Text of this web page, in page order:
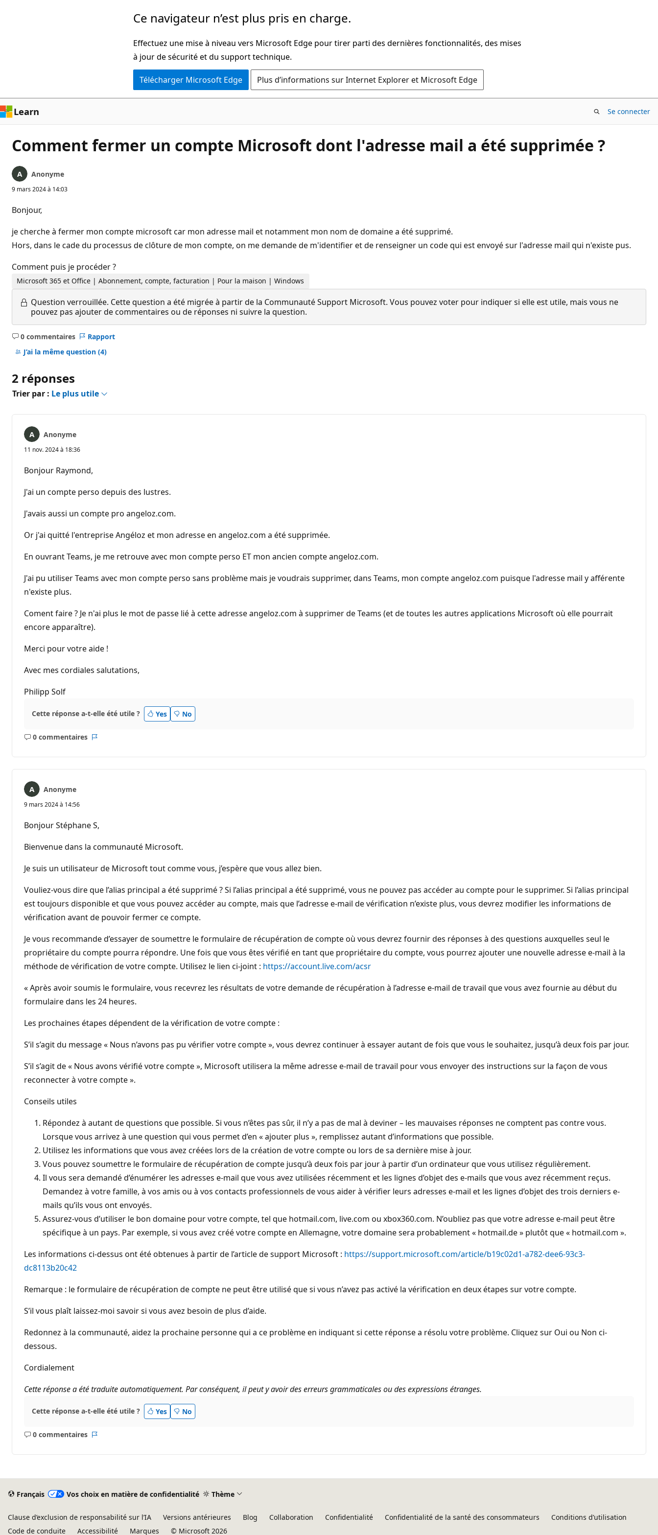
Ce navigateur n’est plus pris en charge.
Effectuez une mise à niveau vers Microsoft Edge pour tirer parti des dernières fonctionnalités, des mises
à jour de sécurité et du support technique.
Télécharger Microsoft Edge Plus d’informations sur Internet Explorer et Microsoft Edge
Learn Se connecter
Comment fermer un compte Microsoft dont l'adresse mail a été supprimée ?
Anonyme
9 mars 2024 à 14:03
Bonjour,
je cherche à fermer mon compte microsoft car mon adresse mail et notamment mon nom de domaine a été supprimé.
Hors, dans le cade du processus de clôture de mon compte, on me demande de m'identifier et de renseigner un code qui est envoyé sur l'adresse mail qui n'existe pus.
Comment puis je procéder ?
Microsoft 365 et Office | Abonnement, compte, facturation | Pour la maison | Windows
Question verrouillée. Cette question a été migrée à partir de la Communauté Support Microsoft. Vous pouvez voter pour indiquer si elle est utile, mais vous ne
pouvez pas ajouter de commentaires ou de réponses ni suivre la question.
0 commentaires
Aucun
commentaire
Rapport
J’ai la même question (4)
2 réponses
Trier par : Le plus utile
Anonyme
11 nov. 2024 à 18:36
Bonjour Raymond,
J'ai un compte perso depuis des lustres.
J'avais aussi un compte pro angeloz.com.
Or j'ai quitté l'entreprise Angéloz et mon adresse en angeloz.com a été supprimée.
En ouvrant Teams, je me retrouve avec mon compte perso ET mon ancien compte angeloz.com.
J'ai pu utiliser Teams avec mon compte perso sans problème mais je voudrais supprimer, dans Teams, mon compte angeloz.com puisque l'adresse mail y afférente
n'existe plus.
Coment faire ? Je n'ai plus le mot de passe lié à cette adresse angeloz.com à supprimer de Teams (et de toutes les autres applications Microsoft où elle pourrait
encore apparaître).
Merci pour votre aide !
Avec mes cordiales salutations,
Philipp Solf
Cette réponse a-t-elle été utile ? Yes No
0 commentaires
Aucun
Anonyme
9 mars 2024 à 14:56
Bonjour Stéphane S,
Bienvenue dans la communauté Microsoft.
Je suis un utilisateur de Microsoft tout comme vous, j’espère que vous allez bien.
Vouliez-vous dire que l’alias principal a été supprimé ? Si l’alias principal a été supprimé, vous ne pouvez pas accéder au compte pour le supprimer. Si l’alias principal
est toujours disponible et que vous pouvez accéder au compte, mais que l’adresse e-mail de vérification n’existe plus, vous devrez modifier les informations de
vérification avant de pouvoir fermer ce compte.
Je vous recommande d’essayer de soumettre le formulaire de récupération de compte où vous devrez fournir des réponses à des questions auxquelles seul le
propriétaire du compte pourra répondre. Une fois que vous êtes vérifié en tant que propriétaire du compte, vous pourrez ajouter une nouvelle adresse e-mail à la
méthode de vérification de votre compte. Utilisez le lien ci-joint : https://account.live.com/acsr
« Après avoir soumis le formulaire, vous recevrez les résultats de votre demande de récupération à l’adresse e-mail de travail que vous avez fournie au début du
formulaire dans les 24 heures.
Les prochaines étapes dépendent de la vérification de votre compte :
S’il s’agit du message « Nous n’avons pas pu vérifier votre compte », vous devrez continuer à essayer autant de fois que vous le souhaitez, jusqu’à deux fois par jour.
S’il s’agit de « Nous avons vérifié votre compte », Microsoft utilisera la même adresse e-mail de travail pour vous envoyer des instructions sur la façon de vous
reconnecter à votre compte ».
Conseils utiles
Répondez à autant de questions que possible. Si vous n’êtes pas sûr, il n’y a pas de mal à deviner – les mauvaises réponses ne comptent pas contre vous.
Lorsque vous arrivez à une question qui vous permet d’en « ajouter plus », remplissez autant d’informations que possible.
Utilisez les informations que vous avez créées lors de la création de votre compte ou lors de sa dernière mise à jour.
Vous pouvez soumettre le formulaire de récupération de compte jusqu’à deux fois par jour à partir d’un ordinateur que vous utilisez régulièrement.
Il vous sera demandé d’énumérer les adresses e-mail que vous avez utilisées récemment et les lignes d’objet des e-mails que vous avez récemment reçus.
Demandez à votre famille, à vos amis ou à vos contacts professionnels de vous aider à vérifier leurs adresses e-mail et les lignes d’objet des trois derniers e-
mails qu’ils vous ont envoyés.
Assurez-vous d’utiliser le bon domaine pour votre compte, tel que hotmail.com, live.com ou xbox360.com. N’oubliez pas que votre adresse e-mail peut être
spécifique à un pays. Par exemple, si vous avez créé votre compte en Allemagne, votre domaine sera probablement « hotmail.de » plutôt que « hotmail.com ».
Les informations ci-dessus ont été obtenues à partir de l’article de support Microsoft : https://support.microsoft.com/article/b19c02d1-a782-dee6-93c3-
dc8113b20c42
Remarque : le formulaire de récupération de compte ne peut être utilisé que si vous n’avez pas activé la vérification en deux étapes sur votre compte.
S’il vous plaît laissez-moi savoir si vous avez besoin de plus d’aide.
Redonnez à la communauté, aidez la prochaine personne qui a ce problème en indiquant si cette réponse a résolu votre problème. Cliquez sur Oui ou Non ci-
dessous.
Cordialement
Cette réponse a été traduite automatiquement. Par conséquent, il peut y avoir des erreurs grammaticales ou des expressions étranges.
Cette réponse a-t-elle été utile ? Yes No
0 commentaires
Aucun
Français Vos choix en matière de confidentialité Thème
Clause d’exclusion de responsabilité sur l’IA Versions antérieures Blog Collaboration Confidentialité Confidentialité de la santé des consommateurs
Conditions d’utilisation
Code de conduite
Accessibilité Marques © Microsoft 2026